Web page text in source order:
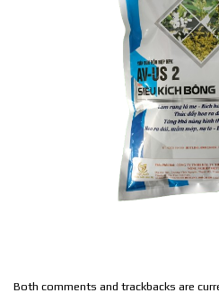
Both comments and trackbacks are